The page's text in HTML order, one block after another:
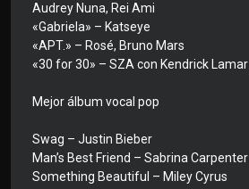
Audrey Nuna, Rei Ami
«Gabriela» – Katseye
«APT.» – Rosé, Bruno Mars
«30 for 30» – SZA con Kendrick Lamar
Mejor álbum vocal pop
Swag – Justin Bieber
Man’s Best Friend – Sabrina Carpenter
Something Beautiful – Miley Cyrus